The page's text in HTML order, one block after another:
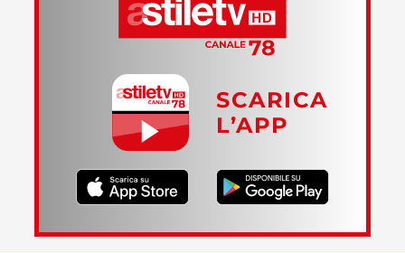
SCARICA
L’APP